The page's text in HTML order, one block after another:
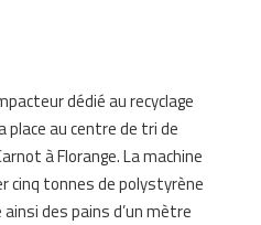
dédié au recyclage
au centre de tri de
à Florange. La machine
cinq tonnes de polystyrène
des pains d’un mètre